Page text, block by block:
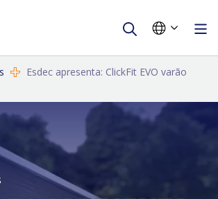
Esdec apresenta: ClickFit EVO varão